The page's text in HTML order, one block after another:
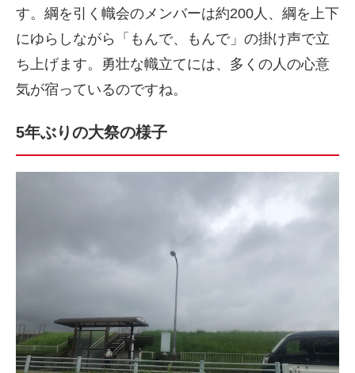
す。綱を引く幟会のメンバーは約200人、綱を上下
にゆらしながら「もんで、もんで」の掛け声で立
ち上げます。勇壮な幟立てには、多くの人の心意
気が宿っているのですね。
5年ぶりの大祭の様子